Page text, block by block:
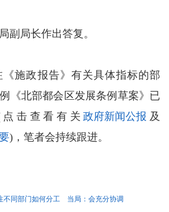
副局长作出答复。
施政报告》有关具体指标的部
《北部都会区发展条例草案》已
击查看有关政府新闻公报 及
)，笔者会持续跟进。
同部门如何分工 当局：会充分协调
续！请补充足够水